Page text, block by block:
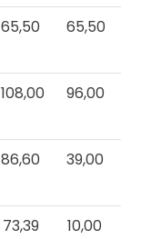
65,50
65,50
108,00
96,00
86,60
39,00
73,39
10,00